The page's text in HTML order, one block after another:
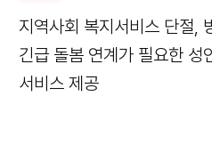
지역사회 복지서비스 단절,
긴급 돌봄 연계가 필요한 성
서비스 제공